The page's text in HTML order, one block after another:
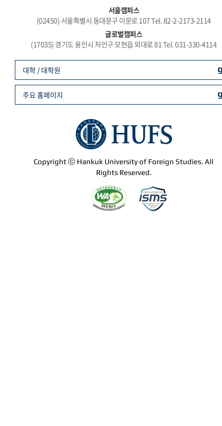
서울캠퍼스
(02450) 서울특별시 동대문구 이문로 107 Tel. 82-2-2173-2114
글로벌캠퍼스
(17035) 경기도 용인시 처인구 모현읍 외대로 81 Tel. 031-330-4114
Copyright ⓒ Hankuk University of Foreign Studies. All
Rights Reserved.
대학 / 대학원
주요 홈페이지